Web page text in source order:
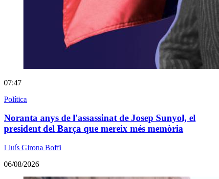
07:47
Política
Noranta anys de l'assassinat de Josep Sunyol, el
president del Barça que mereix més memòria
Lluís Girona Boffi
06/08/2026